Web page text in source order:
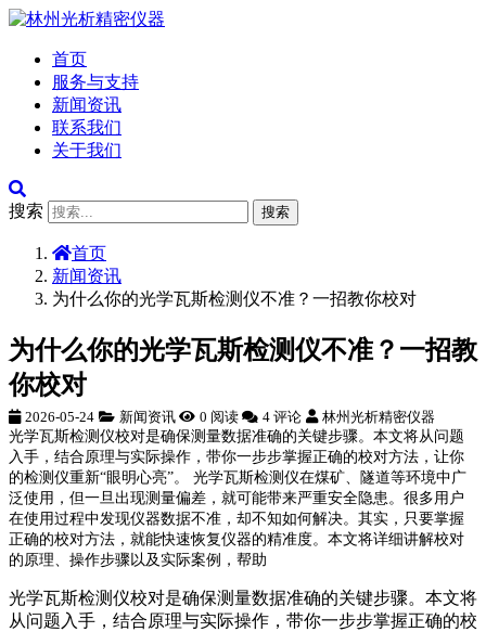
首页
服务与支持
新闻资讯
联系我们
关于我们
搜索 搜索
首页
新闻资讯
为什么你的光学瓦斯检测仪不准？一招教你校对
为什么你的光学瓦斯检测仪不准？一招教
你校对
2026-05-24 新闻资讯 0 阅读 4 评论 林州光析精密仪器
光学瓦斯检测仪校对是确保测量数据准确的关键步骤。本文将从问题
入手，结合原理与实际操作，带你一步步掌握正确的校对方法，让你
的检测仪重新“眼明心亮”。 光学瓦斯检测仪在煤矿、隧道等环境中广
泛使用，但一旦出现测量偏差，就可能带来严重安全隐患。很多用户
在使用过程中发现仪器数据不准，却不知如何解决。其实，只要掌握
正确的校对方法，就能快速恢复仪器的精准度。本文将详细讲解校对
的原理、操作步骤以及实际案例，帮助
光学瓦斯检测仪校对是确保测量数据准确的关键步骤。本文将
从问题入手，结合原理与实际操作，带你一步步掌握正确的校